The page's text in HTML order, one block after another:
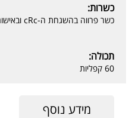
כשרות:
כשר פרווה בהשגחת ה-cRc ובאישור הרבנות הראשית לישראל.
תכולה:
60 קפליות
מידע נוסף